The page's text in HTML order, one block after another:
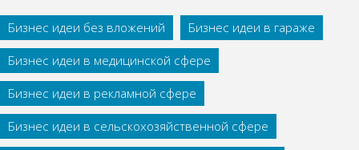
Бизнес идеи без вложений
Бизнес идеи в гараже
Бизнес идеи в медицинской сфере
Бизнес идеи в рекламной сфере
Бизнес идеи в сельскохозяйственной сфере